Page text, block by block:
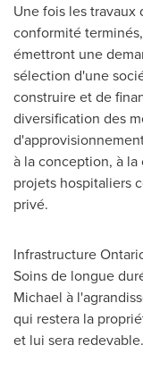
Une fois les
conformité
émettront une
sélection d'une
construire et de
diversification des
à la conception, à
projets hospitaliers
privé.
Infrastructure
Soins de longue
Michael à
qui restera la
et lui sera redevable.